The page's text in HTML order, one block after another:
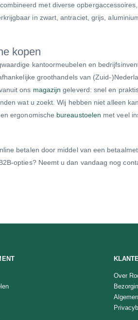
met diverse
in zwart, antraciet, grijs,
kopen
kantoormeubelen en
groothandels van (Zuid-
ons magazijn geleverd: snel en
wat u zoekt. Wij hebben niet alleen
ergonomische bureaustoelen met veel
betalen door middel van een
opties? Neemt u dan vandaag nog
Over